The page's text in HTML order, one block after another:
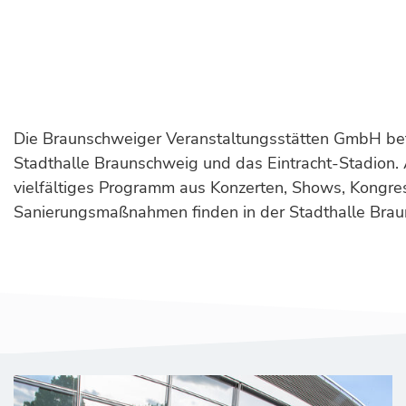
Die Braunschweiger Veranstaltungsstätten GmbH
Stadthalle Braunschweig und das Eintracht-
vielfältiges Programm aus Konzerten, Shows,
Sanierungsmaßnahmen finden in der Stadthalle